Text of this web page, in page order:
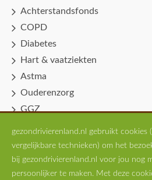
Achterstandsfonds
COPD
Diabetes
Hart & vaatziekten
Astma
Ouderenzorg
GGZ
Professionals
Scholingen
MTVP
gezondrivierenland.nl gebruikt cookies
vergelijkbare technieken) om het
bij gezondrivierenland.nl voor jou nog
persoonlijker te maken. Met deze